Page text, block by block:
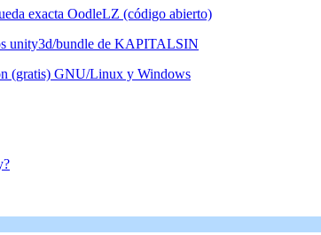
exacta OodleLZ (código abierto)
unity3d/bundle de KAPITALSIN
(gratis) GNU/Linux y Windows